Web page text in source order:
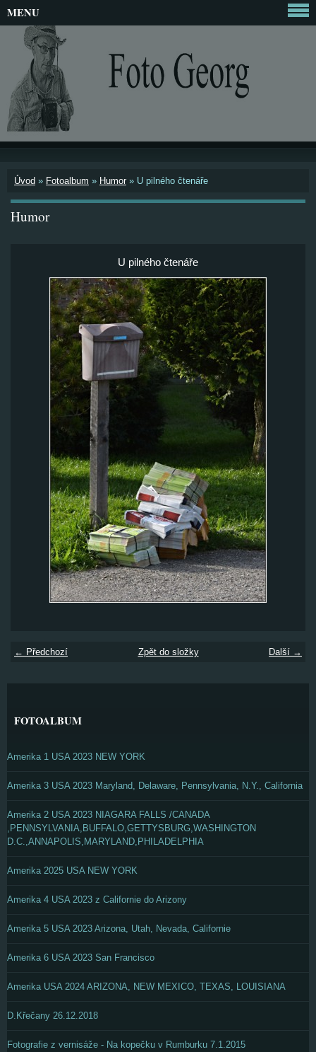
Úvod » Fotoalbum » Humor » U pilného čtenáře
Humor
U pilného čtenáře
← Předchozí Další →
Zpět do složky
MENU
FOTOALBUM
Amerika 1 USA 2023 NEW YORK
Amerika 3 USA 2023 Maryland, Delaware, Pennsylvania, N.Y., California
Amerika 2 USA 2023 NIAGARA FALLS /CANADA
,PENNSYLVANIA,BUFFALO,GETTYSBURG,WASHINGTON
D.C.,ANNAPOLIS,MARYLAND,PHILADELPHIA
Amerika 2025 USA NEW YORK
Amerika 4 USA 2023 z Californie do Arizony
Amerika 5 USA 2023 Arizona, Utah, Nevada, Californie
Amerika 6 USA 2023 San Francisco
Amerika USA 2024 ARIZONA, NEW MEXICO, TEXAS, LOUISIANA
D.Křečany 26.12.2018
Fotografie z vernisáže - Na kopečku v Rumburku 7.1.2015